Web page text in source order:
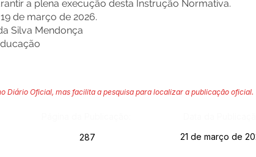
a plena execução desta Instrução Normativa.
de março de 2026.
Silva Mendonça
Diário Oficial, mas facilita a pesquisa para localizar a publicação oficial.
287 21 de março de